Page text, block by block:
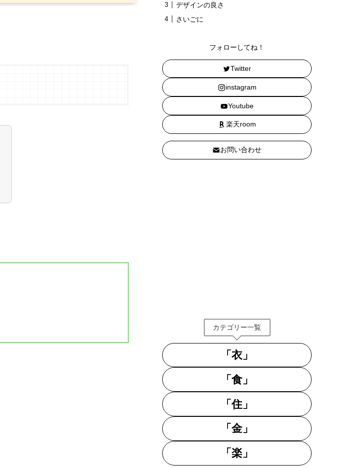
デザインの良さ
さいごに
フォローしてね！
Twitter
instagram
Youtube
楽天room
お問い合わせ
カテゴリー一覧
「衣」
「食」
「住」
「金」
「楽」